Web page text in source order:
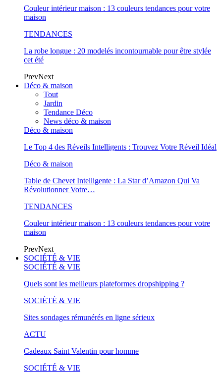
Couleur intérieur maison : 13 couleurs tendances pour votre
maison
TENDANCES
La robe longue : 20 modelés incontournable pour être stylée
cet été
PrevNext
Déco & maison
Tout
Jardin
Tendance Déco
News déco & maison
Déco & maison
Le Top 4 des Réveils Intelligents : Trouvez Votre Réveil Idéal
Déco & maison
Table de Chevet Intelligente : La Star d’Amazon Qui Va
Révolutionner Votre…
TENDANCES
Couleur intérieur maison : 13 couleurs tendances pour votre
maison
PrevNext
SOCIÉTÉ & VIE
SOCIÉTÉ & VIE
Quels sont les meilleurs plateformes dropshipping ?
SOCIÉTÉ & VIE
Sites sondages rémunérés en ligne sérieux
ACTU
Cadeaux Saint Valentin pour homme
SOCIÉTÉ & VIE